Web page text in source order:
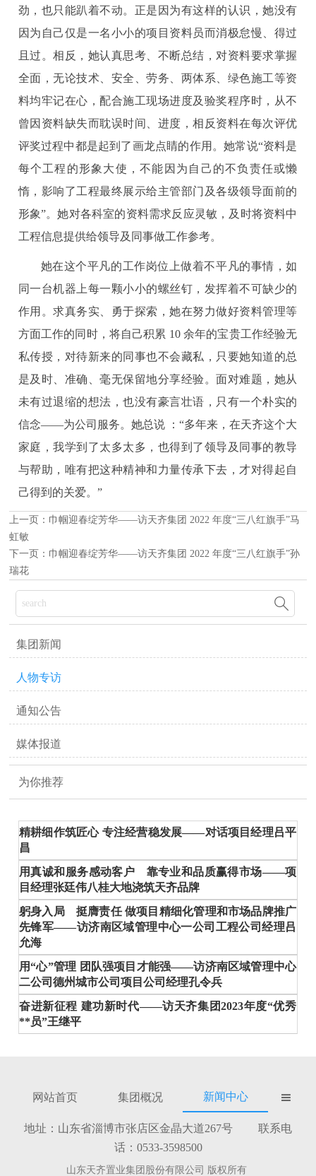
劲，也只能趴着不动。正是因为有这样的认识，她没有
因为自己仅是一名小小的项目资料员而消极怠慢、得过
且过。相反，她认真思考、不断总结，对资料要求掌握
全面，无论技术、安全、劳务、两体系、绿色施工等资
料均牢记在心，配合施工现场进度及验奖程序时，从不
曾因资料缺失而耽误时间、进度，相反资料在每次评优
评奖过程中都是起到了画龙点睛的作用。她常说“资料是
每个工程的形象大使，不能因为自己的不负责任或懒
惰，影响了工程最终展示给主管部门及各级领导面前的
形象”。她对各科室的资料需求反应灵敏，及时将资料中
工程信息提供给领导及同事做工作参考。
她在这个平凡的工作岗位上做着不平凡的事情，如
同一台机器上每一颗小小的螺丝钉，发挥着不可缺少的
作用。求真务实、勇于探索，她在努力做好资料管理等
方面工作的同时，将自己积累 10 余年的宝贵工作经验无
私传授，对待新来的同事也不会藏私，只要她知道的总
是及时、准确、毫无保留地分享经验。面对难题，她从
未有过退缩的想法，也没有豪言壮语，只有一个朴实的
信念——为公司服务。她总说 ：“多年来，在天齐这个大
家庭，我学到了太多太多，也得到了领导及同事的教导
与帮助，唯有把这种精神和力量传承下去，才对得起自
己得到的关爱。”
上一页： 巾帼迎春绽芳华——访天齐集团 2022 年度“三八红旗手”马
虹敏
下一页： 巾帼迎春绽芳华——访天齐集团 2022 年度“三八红旗手”孙
瑞花

集团新闻
人物专访
通知公告
媒体报道
为你推荐
精耕细作筑匠心 专注经营稳发展——对话项目经理吕平
昌
用真诚和服务感动客户 靠专业和品质赢得市场——项
目经理张廷伟八桂大地浇筑天齐品牌
躬身入局 挺膺责任 做项目精细化管理和市场品牌推广
先锋军——访济南区域管理中心一公司工程公司经理吕
允海
用“心”管理 团队强项目才能强——访济南区域管理中心
二公司德州城市公司项目公司经理孔令兵
奋进新征程 建功新时代——访天齐集团2023年度“优秀
**员”王继平
网站首页 集团概况 新闻中心 
地址：山东省淄博市张店区金晶大道267号 联系电
话：0533-3598500
山东天齐置业集团股份有限公司 版权所有